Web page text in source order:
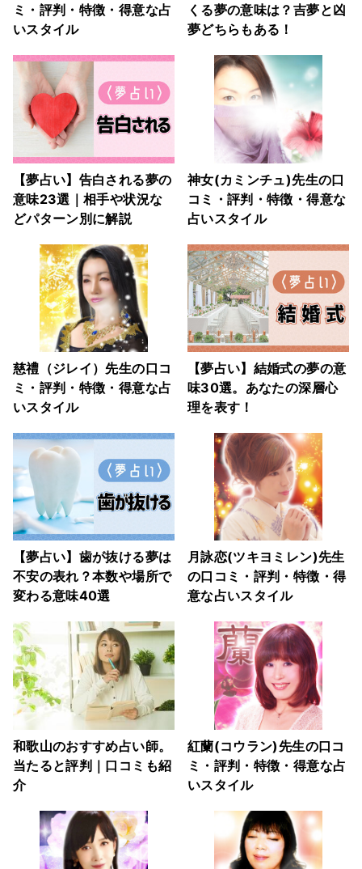
ミ・評判・特徴・得意な占
いスタイル
くる夢の意味は？吉夢と凶
夢どちらもある！
【夢占い】告白される夢の
意味23選｜相手や状況な
どパターン別に解説
神女(カミンチュ)先生の口
コミ・評判・特徴・得意な
占いスタイル
慈禮（ジレイ）先生の口コ
ミ・評判・特徴・得意な占
いスタイル
【夢占い】結婚式の夢の意
味30選。あなたの深層心
理を表す！
【夢占い】歯が抜ける夢は
不安の表れ？本数や場所で
変わる意味40選
月詠恋(ツキヨミレン)先生
の口コミ・評判・特徴・得
意な占いスタイル
和歌山のおすすめ占い師。
当たると評判｜口コミも紹
介
紅蘭(コウラン)先生の口コ
ミ・評判・特徴・得意な占
いスタイル